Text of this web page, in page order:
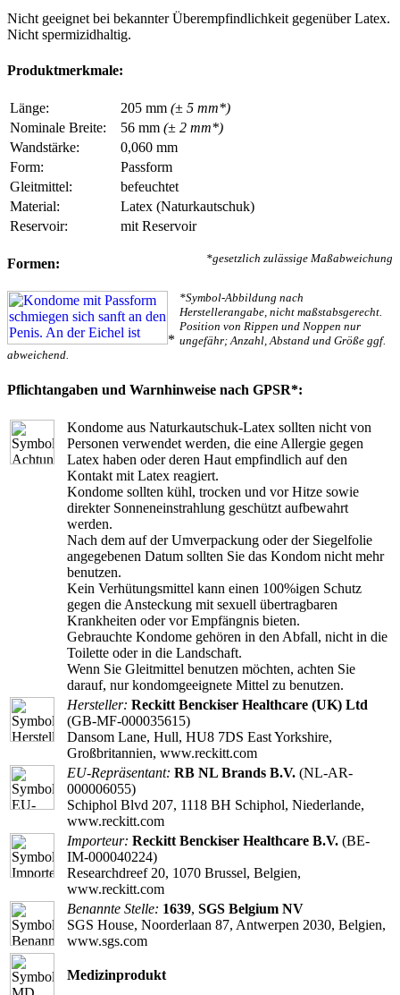
Nicht geeignet bei bekannter Überempfindlichkeit gegenüber Latex.
Nicht spermizidhaltig.
Produktmerkmale:
Länge: 205 mm (± 5 mm*)
Nominale Breite:
56 mm (± 2 mm*)
Wandstärke:
0,060 mm
Form:
Passform
Gleitmittel:
befeuchtet
Material:
Latex (Naturkautschuk)
Reservoir:
mit Reservoir
*gesetzlich zulässige Maßabweichung
Formen:
*
*Symbol-Abbildung nach
Herstellerangabe, nicht maßstabsgerecht.
Position von Rippen und Noppen nur
ungefähr; Anzahl, Abstand und Größe ggf.
abweichend.
Pflichtangaben und Warnhinweise nach GPSR*:
Kondome aus Naturkautschuk-Latex sollten nicht von
Personen verwendet werden, die eine Allergie gegen
Latex haben oder deren Haut empfindlich auf den
Kontakt mit Latex reagiert.
Kondome sollten kühl, trocken und vor Hitze sowie
direkter Sonneneinstrahlung geschützt aufbewahrt
werden.
Nach dem auf der Umverpackung oder der Siegelfolie
angegebenen Datum sollten Sie das Kondom nicht mehr
benutzen.
Kein Verhütungsmittel kann einen 100%igen Schutz
gegen die Ansteckung mit sexuell übertragbaren
Krankheiten oder vor Empfängnis bieten.
Gebrauchte Kondome gehören in den Abfall, nicht in die
Toilette oder in die Landschaft.
Wenn Sie Gleitmittel benutzen möchten, achten Sie
darauf, nur kondomgeeignete Mittel zu benutzen.
Hersteller: Reckitt Benckiser Healthcare (UK) Ltd
(GB-MF-000035615)
Dansom Lane, Hull, HU8 7DS East Yorkshire,
Großbritannien, www.reckitt.com
EU-Repräsentant: RB NL Brands B.V. (NL-AR-
000006055)
Schiphol Blvd 207, 1118 BH Schiphol, Niederlande,
www.reckitt.com
Importeur: Reckitt Benckiser Healthcare B.V. (BE-
IM-000040224)
Researchdreef 20, 1070 Brussel, Belgien,
www.reckitt.com
Benannte Stelle: 1639, SGS Belgium NV
SGS House, Noorderlaan 87, Antwerpen 2030, Belgien,
www.sgs.com
Medizinprodukt